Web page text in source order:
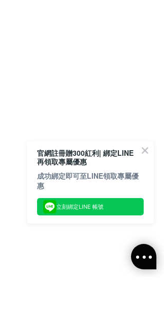
官網註冊贈300紅利| 綁定LINE
再領取專屬優惠
成功綁定即可至LINE領取專屬優
惠
立刻綁定LINE 帳號